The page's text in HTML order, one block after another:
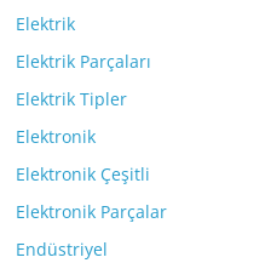
Elektrik
Elektrik Parçaları
Elektrik Tipler
Elektronik
Elektronik Çeşitli
Elektronik Parçalar
Endüstriyel